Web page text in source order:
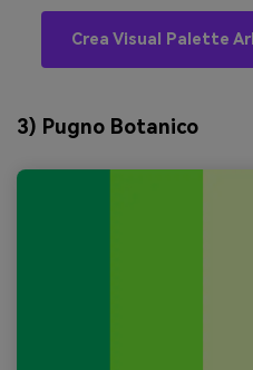
Crea Visual Palette
3) Pugno Botanico